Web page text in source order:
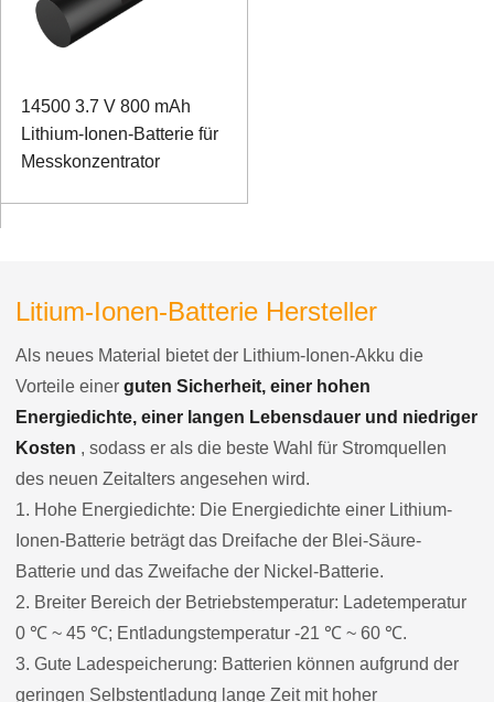
14500 3.7 V 800 mAh
Lithium-Ionen-Batterie für
Messkonzentrator
Litium-Ionen-Batterie Hersteller
Als neues Material bietet der Lithium-Ionen-Akku die
Vorteile einer guten Sicherheit, einer hohen
Energiedichte, einer langen Lebensdauer und niedriger
Kosten , sodass er als die beste Wahl für Stromquellen
des neuen Zeitalters angesehen wird.
1. Hohe Energiedichte: Die Energiedichte einer Lithium-
Ionen-Batterie beträgt das Dreifache der Blei-Säure-
Batterie und das Zweifache der Nickel-Batterie.
2. Breiter Bereich der Betriebstemperatur: Ladetemperatur
0 ℃ ~ 45 ℃; Entladungstemperatur -21 ℃ ~ 60 ℃.
3. Gute Ladespeicherung: Batterien können aufgrund der
geringen Selbstentladung lange Zeit mit hoher